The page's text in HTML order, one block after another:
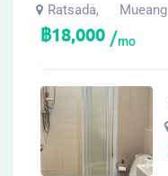
Ratsada, Mueang
฿18,000 mo